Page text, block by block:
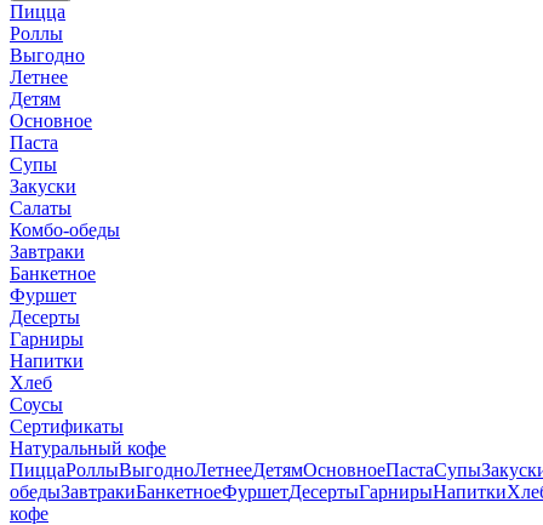
Пицца
Роллы
Выгодно
Летнее
Детям
Основное
Паста
Супы
Закуски
Салаты
Комбо-обеды
Завтраки
Банкетное
Фуршет
Десерты
Гарниры
Напитки
Хлеб
Соусы
Сертификаты
Натуральный кофе
ПиццаРоллыВыгодноЛетнееДетямОсновноеПастаСупы
обедыЗавтракиБанкетноеФуршетДесертыГарнирыНапитки
кофе